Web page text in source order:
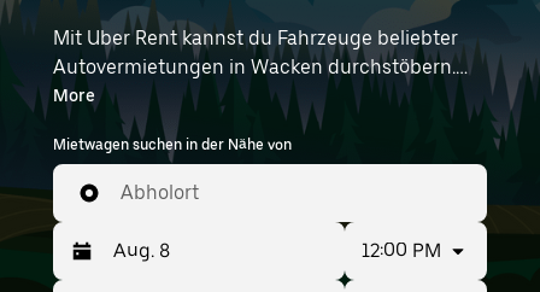
Mit Uber Rent kannst du Fahrzeuge beliebter
Autovermietungen in Wacken durchstöbern.
Von Elektroautos über Limousinen bis hin zu
SUVs stehen dir Fahrzeuge zur Auswahl, die
sowohl für Alleinreisende als auch für Gruppen
mit bis zu 7 Personen geeignet sind. Gib deine
Zeit- und Standortangaben (z. B. Hamburg
Airport) ein, um Autovermietungen in deiner
Nähe zu finden.
More
Mietwagen suchen in der Nähe von
Abholort
12:00 PM